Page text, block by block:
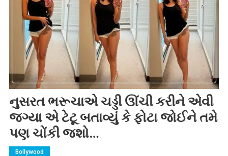
નુસરત ભરૂચાએ ચડ્ડી ઊંચી કરીને એવી
જગ્યા એ ટેટૂ બતાવ્યું કે ફોટા જોઈને તમે
પણ ચોંકી જશો…
Bollywood